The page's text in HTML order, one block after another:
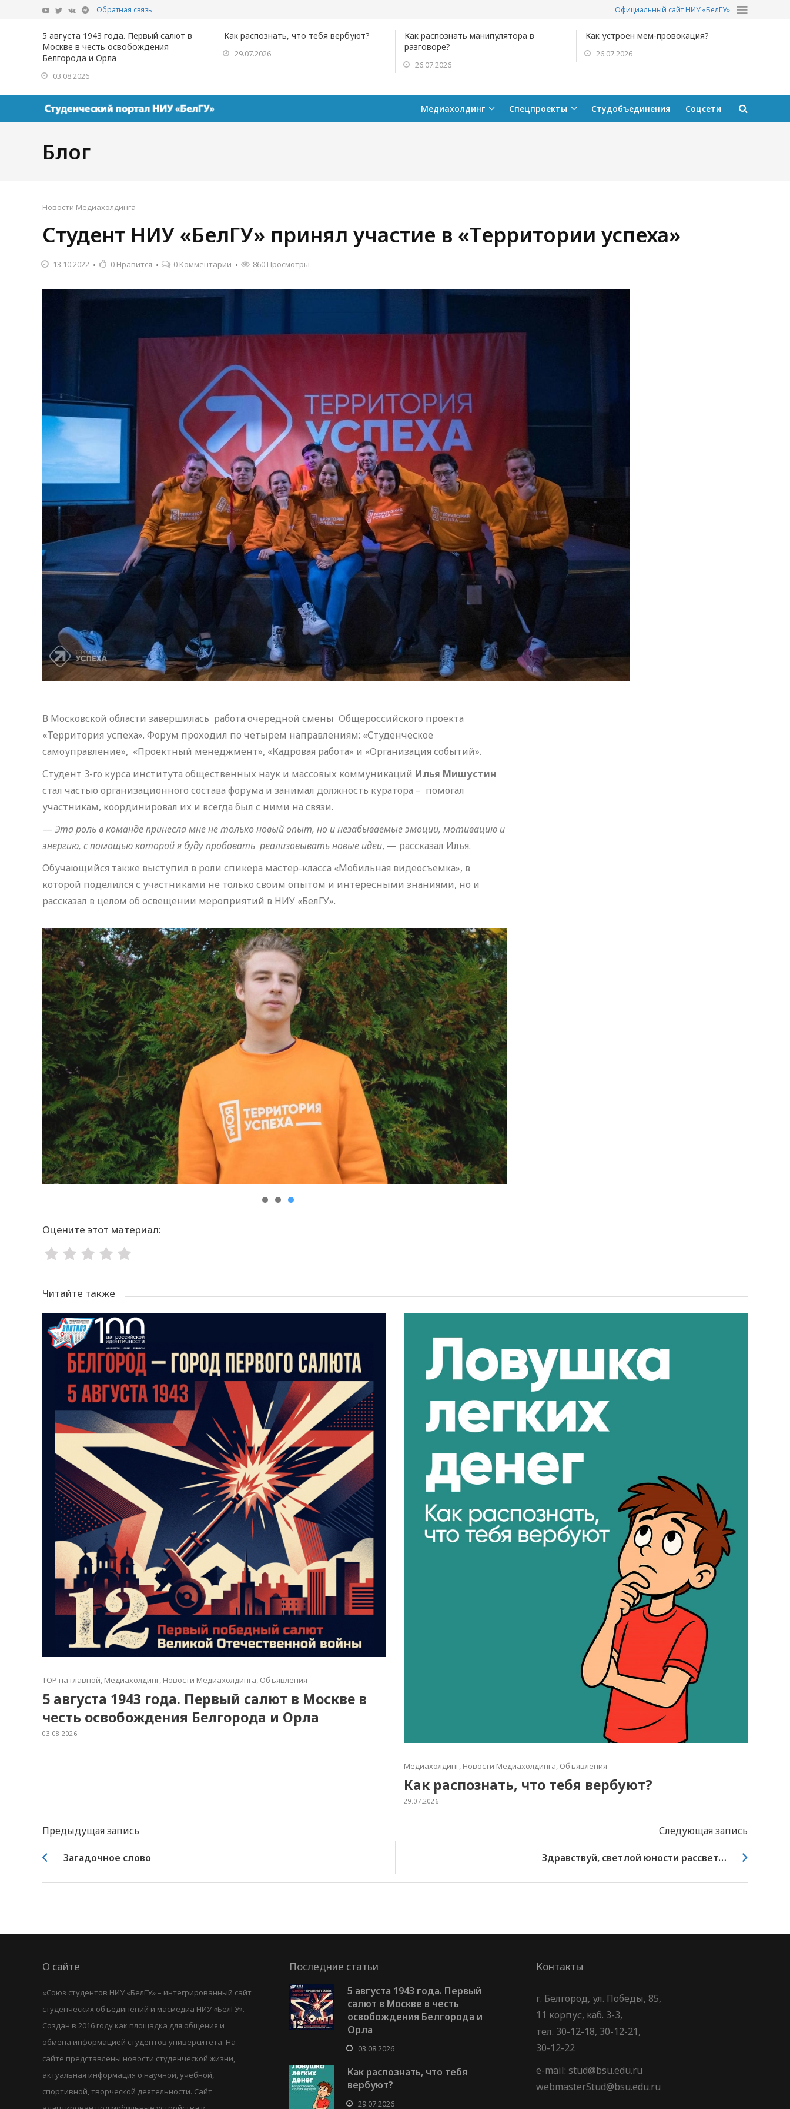
Обратная связь Официальный сайт НИУ «БелГУ»
5 августа 1943 года. Первый салют в
Москве в честь освобождения
Белгорода и Орла
03.08.2026
Как распознать, что тебя вербуют?
29.07.2026
Как распознать манипулятора в
разговоре?
26.07.2026
Как устроен мем-провокация?
26.07.2026
Медиахолдинг Спецпроекты Студобъединения Соцсети
Блог
Новости Медиахолдинга
Студент НИУ «БелГУ» принял участие в «Территории успеха»
13.10.2022 0 Нравится 0 Комментарии 860 Просмотры
В Московской области завершилась работа очередной смены Общероссийского проекта
«Территория успеха». Форум проходил по четырем направлениям: «Студенческое
самоуправление», «Проектный менеджмент», «Кадровая работа» и «Организация событий».
Студент 3-го курса института общественных наук и массовых коммуникаций Илья Мишустин
стал частью организационного состава форума и занимал должность куратора – помогал
участникам, координировал их и всегда был с ними на связи.
— Эта роль в команде принесла мне не только новый опыт, но и незабываемые эмоции, мотивацию и
энергию, с помощью которой я буду пробовать реализовывать новые идеи, — рассказал Илья.
Обучающийся также выступил в роли спикера мастер-класса «Мобильная видеосъемка», в
которой поделился с участниками не только своим опытом и интересными знаниями, но и
рассказал в целом об освещении мероприятий в НИУ «БелГУ».
Оцените этот материал:
Читайте также
TOP на главной Медиахолдинг Новости Медиахолдинга Объявления
5 августа 1943 года. Первый салют в Москве в
честь освобождения Белгорода и Орла
03.08.2026
Медиахолдинг, Новости Медиахолдинга, Объявления
Как распознать, что тебя вербуют?
29.07.2026
Предыдущая запись Следующая запись
Загадочное слово Здравствуй, светлой юности рассвет…
О сайте
«Союз студентов НИУ «БелГУ» – интегрированный сайт
студенческих объединений и масмедиа НИУ «БелГУ».
Создан в 2016 году как площадка для общения и
обмена информацией студентов университета. На
сайте представлены новости студенческой жизни,
актуальная информация о научной, учебной,
спортивной, творческой деятельности. Сайт
Последние статьи
5 августа 1943 года. Первый
салют в Москве в честь
освобождения Белгорода и
Орла
03.08.2026
Как распознать, что тебя
вербуют?
29.07.2026
Контакты
г. Белгород, ул. Победы, 85,
11 корпус, каб. 3-3,
тел. 30-12-18, 30-12-21,
30-12-22
e-mail: stud@bsu.edu.ru
webmasterStud@bsu.edu.ru